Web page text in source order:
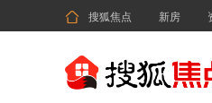
 搜狐焦点 新房